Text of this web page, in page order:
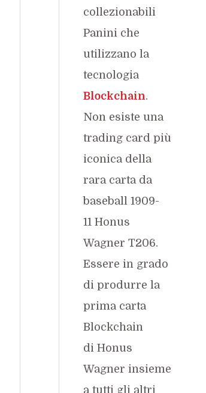
collezionabili
Panini che
utilizzano la
tecnologia
Blockchain.
Non esiste una
trading card più
iconica della
rara carta da
baseball 1909-
11 Honus
Wagner T206.
Essere in grado
di produrre la
prima carta
Blockchain
di Honus
Wagner insieme
a tutti gli altri